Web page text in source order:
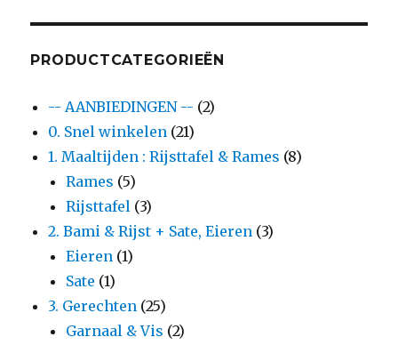
PRODUCTCATEGORIEËN
-- AANBIEDINGEN -- (2)
0. Snel winkelen (21)
1. Maaltijden : Rijsttafel & Rames (8)
Rames (5)
Rijsttafel (3)
2. Bami & Rijst + Sate, Eieren (3)
Eieren (1)
Sate (1)
3. Gerechten (25)
Garnaal & Vis (2)